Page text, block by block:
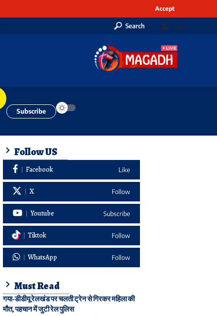
Accept
Search Login
Subscribe
Follow US
Facebook Like
X Follow
Youtube Subscribe
Tiktok Follow
WhatsApp Follow
Must Read
गया-डीडीयू रेलखंड पर चलती ट्रेन से गिरकर महिला की
मौत, पहचान में जुटी रेल पुलिस